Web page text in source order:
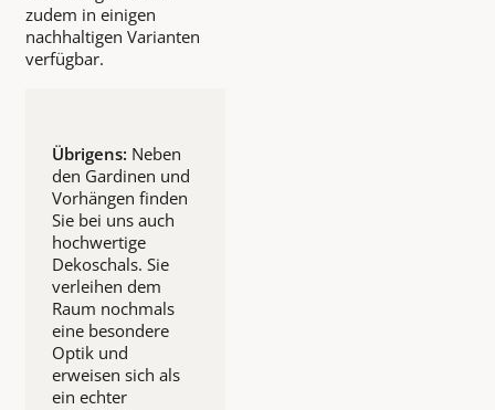
zudem in einigen
nachhaltigen Varianten
verfügbar.
Übrigens: Neben
den Gardinen und
Vorhängen finden
Sie bei uns auch
hochwertige
Dekoschals. Sie
verleihen dem
Raum nochmals
eine besondere
Optik und
erweisen sich als
ein echter